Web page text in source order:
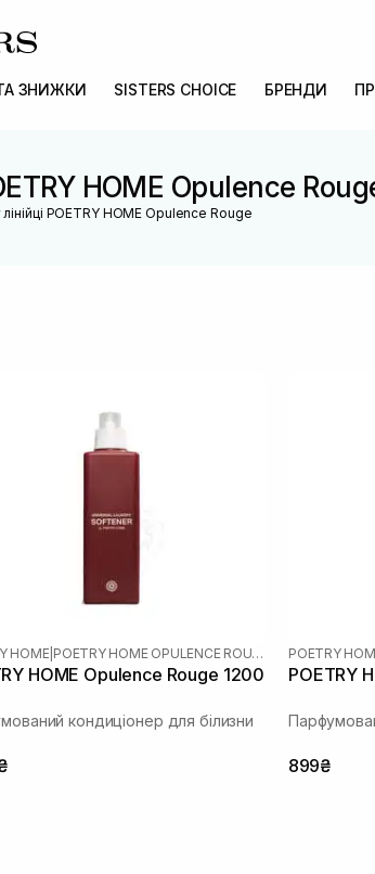
ТА ЗНИЖКИ SISTERS CHOICE БРЕНДИ
HOME Opulence
лінійці POETRY HOME Opulence Rouge
HOME POETRY HOME OPULENCE ROUGE
HOME Opulence Rouge 1200
кондиціонер для білизни
POETRY
POETRY
899₴